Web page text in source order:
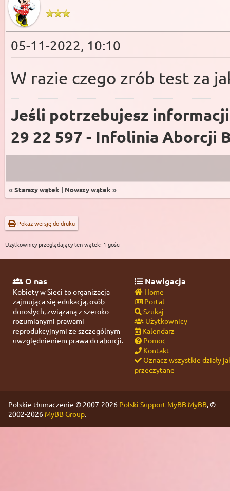
05-11-2022, 10:10
W razie czego zrób test za
Jeśli potrzebujesz
29 22 597 - Infolinia Aborcji
« Starszy wątek | Nowszy wątek »
Pokaż wersję do druku
Użytkownicy przeglądający ten wątek: 1 gości
O nas
Kobiety w Sieci to organizacja
zajmująca się edukacją, osób
dorosłych, związaną z szeroko
rozumianymi prawami
reprodukcyjnymi ze szczególnym
uwzględnieniem prawa do aborcji.
Nawigacja
Home
Portal
Szukaj
Użytkownicy
Kalendarz
Pomoc
Kontakt
Oznacz wszystkie działy
przeczytane
Polskie tłumaczenie © 2007-2026 Polski Support MyBB MyBB, ©
2002-2026 MyBB Group.